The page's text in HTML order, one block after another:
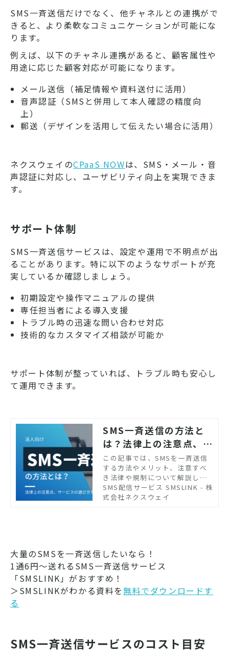
SMS一斉送信だけでなく、他チャネルとの連携がで
きると、より柔軟なコミュニケーションが可能にな
ります。
例えば、以下のチャネル連携があると、顧客属性や
用途に応じた顧客対応が可能になります。
メール送信（補足情報や資料送付に活用）
音声認証（SMSと併用して本人確認の精度向
上）
郵送（デザインを活用して伝えたい場合に活用）
ネクスウェイのCPaaS NOWは、SMS・メール・音
声認証に対応し、ユーザビリティ向上を実現できま
す。
サポート体制
SMS一斉送信サービスは、設定や運用で不明点が出
ることがあります。特に以下のようなサポートが充
実しているか確認しましょう。
初期設定や操作マニュアルの提供
専任担当者による導入支援
トラブル時の迅速な問い合わせ対応
技術的なカスタマイズ相談が可能か
サポート体制が整っていれば、トラブル時も安心し
て運用できます。
SMS一斉送信の方法と
は？法律上の注意点、サ
ービスの選び方やポイン
トなどを紹介
この記事では、SMSを一斉送信
する方法やメリット、注意すべ
き法律や規制について解説しま
す。また、一斉送信サービスの
選び方や活用例なども紹介する
SMS配信サービス SMSLINK - 株
式会社ネクスウェイ
大量のSMSを一斉送信したいなら！
1通6円～送れるSMS一斉送信サービス
「SMSLINK」がおすすめ！
＞SMSLINKがわかる資料を無料でダウンロードす
る
SMS一斉送信サービスのコスト目安